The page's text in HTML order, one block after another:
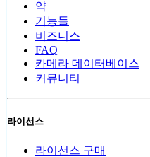
약
기능들
비즈니스
FAQ
카메라 데이터베이스
커뮤니티
라이선스
라이선스 구매